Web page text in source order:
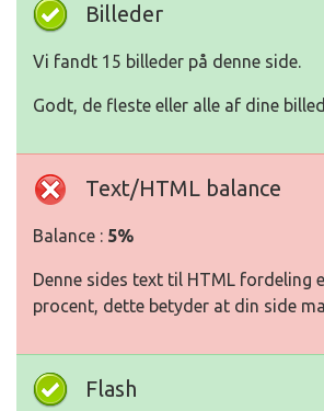
Billeder
Vi fandt 15 billeder på denne side.
Godt, de fleste eller alle af dine
Text/HTML balance
Balance : 5%
Denne sides text til HTML fordeling
procent, dette betyder at din side
Flash